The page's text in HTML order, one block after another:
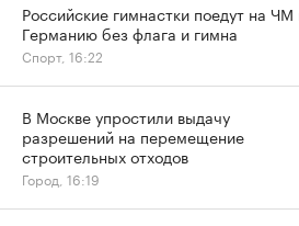
Российские гимнастки поедут на ЧМ
Германию без флага и гимна
Спорт, 16:22
В Москве упростили выдачу
разрешений на перемещение
строительных отходов
Город, 16:19